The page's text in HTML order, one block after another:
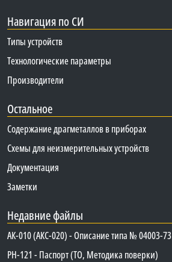
Навигация по СИ
Типы устройств
Технологические параметры
Производители
Остальное
Содержание драгметаллов в приборах
Схемы для неизмерительных устройств
Документация
Заметки
Недавние файлы
АК-010 (АКС-020) - Описание типа № 04003-73
PH-121 - Паспорт (ТО, Методика поверки)